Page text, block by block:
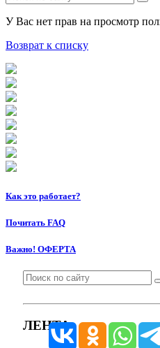
У Вас нет прав на просмотр
Возврат к списку
Как это работает?
Почитать FAQ
Важно! ОФЕРТА
ЛЕНТА